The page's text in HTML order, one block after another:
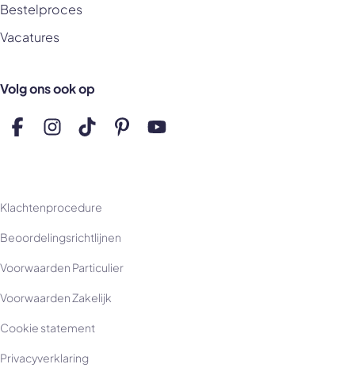
Bestelproces
Vacatures
Volg ons ook op
Volg ons op Facebook
Volg ons op Instagram
Volg ons op TikTok
Volg ons op Pinterest
Volg ons op YouTube
Klachtenprocedure
Beoordelingsrichtlijnen
Voorwaarden Particulier
Voorwaarden Zakelijk
Cookie statement
Privacyverklaring